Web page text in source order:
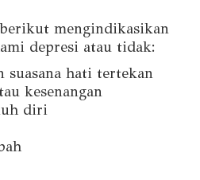
berikut mengindikasikan
depresi atau tidak:
suasana hati tertekan
kesenangan
diri